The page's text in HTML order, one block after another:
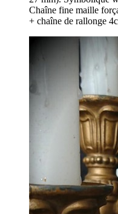
Chaîne fine maille
+ chaîne de rallonge